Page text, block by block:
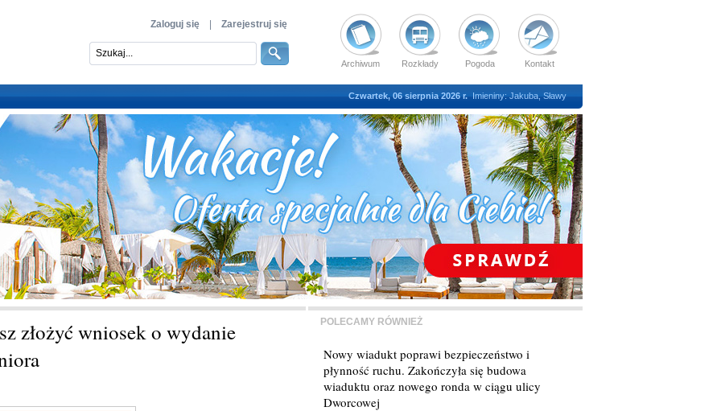
Archiwum Rozkłady Pogoda Kontakt
Zaloguj się Zarejestruj się
Czwartek, 06 sierpnia 2026 r. Imieniny: Jakuba, Sławy
złożyć wniosek o wydanie
POLECAMY RÓWNIEŻ
Nowy wiadukt poprawi bezpieczeństwo i
płynność ruchu. Zakończyła się budowa
wiaduktu oraz nowego ronda w ciągu ulicy
Dworcowej